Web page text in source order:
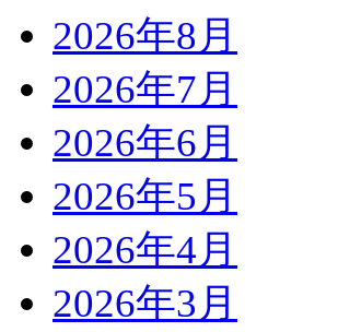
2026年8月
2026年7月
2026年6月
2026年5月
2026年4月
2026年3月